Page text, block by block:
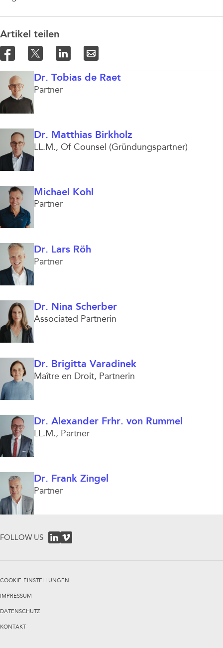
Artikel teilen
Dr. Tobias de Raet
Partner
Dr. Matthias Birkholz
LL.M. Of Counsel (Gründungspartner)
Michael Kohl
Partner
Dr. Lars Röh
Partner
Dr. Nina Scherber
Associated Partnerin
Dr. Brigitta Varadinek
Maître en Droit Partnerin
Dr. Alexander Frhr. von Rummel
LL.M. Partner
Dr. Frank Zingel
Partner
FOLLOW US
COOKIE-EINSTELLUNGEN
IMPRESSUM
DATENSCHUTZ
KONTAKT